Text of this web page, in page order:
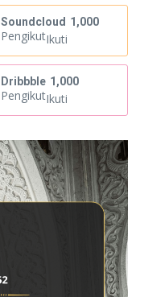
Soundcloud 1,000
PengikutIkuti
Dribbble 1,000
PengikutIkuti